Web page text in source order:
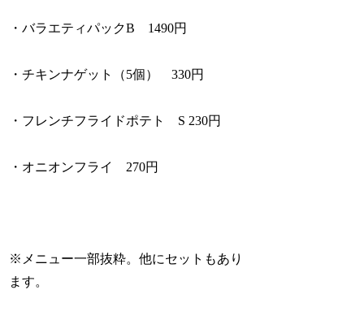
・バラエティパックB 1490円
・チキンナゲット（5個） 330円
・フレンチフライドポテト S 230円
・オニオンフライ 270円
※メニュー一部抜粋。他にセットもあり
ます。